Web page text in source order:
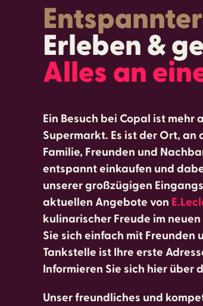
Erleben &
Alles an
Ein Besuch bei Copal ist mehr
Supermarkt. Es ist der Ort, an
Familie, Freunden und
entspannt einkaufen und
unserer großzügigen
aktuellen Angebote von
kulinarischer Freude im neuen
Sie sich einfach mit Freunden
Tankstelle ist Ihre erste
Informieren Sie sich hier über
Unser freundliches und